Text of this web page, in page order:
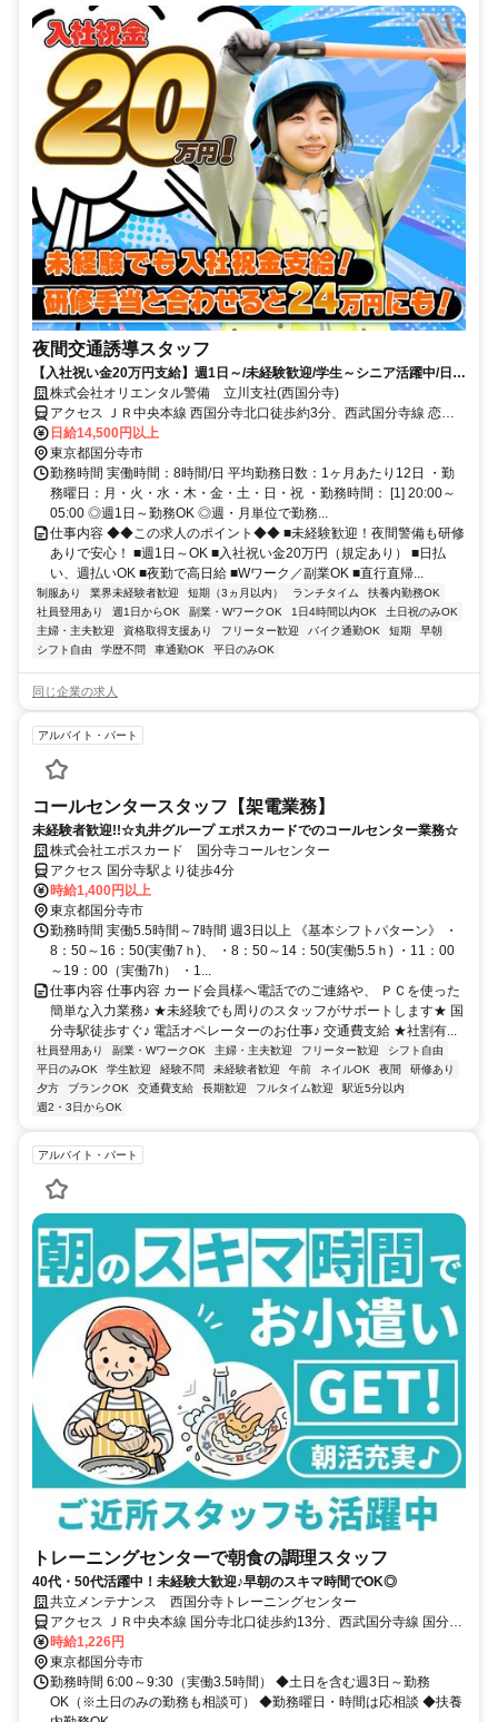
夜間交通誘導スタッフ
【入社祝い金20万円支給】週1日～/未経験歓迎/学生～シニア活躍中/日払
い・週払いOK/履歴書不要！
株式会社オリエンタル警備 立川支社(西国分寺)
アクセス ＪＲ中央本線 西国分寺北口徒歩約3分、西武国分寺線 恋ヶ
窪徒歩約18分、ＪＲ中央本線 国分寺北口徒歩約22分 (面接地/立川支
社)東京都立川市曙町１丁目１５－１ 谷ビル６Ｆ
日給14,500円以上
東京都国分寺市
勤務時間 実働時間：8時間/日 平均勤務日数：1ヶ月あたり12日 ・勤
務曜日：月・火・水・木・金・土・日・祝 ・勤務時間： [1] 20:00～
05:00 ◎週1日～勤務OK ◎週・月単位で勤務...
仕事内容 ◆◆この求人のポイント◆◆ ■未経験歓迎！夜間警備も研修
ありで安心！ ■週1日～OK ■入社祝い金20万円（規定あり） ■日払
い、週払いOK ■夜勤で高日給 ■Wワーク／副業OK ■直行直帰...
制服あり 業界未経験者歓迎 短期（3ヵ月以内） ランチタイム
扶養内勤務OK
社員登用あり
週1日からOK 副業・WワークOK 1日4時間以内OK
土日祝のみOK
主婦・主夫歓迎
資格取得支援あり フリーター歓迎 バイク通勤OK 短期
早朝
シフト自由
学歴不問 車通勤OK 平日のみOK
同じ企業の求人
アルバイト・パート
コールセンタースタッフ【架電業務】
未経験者歓迎!!☆丸井グループ エポスカードでのコールセンター業務☆
株式会社エポスカード 国分寺コールセンター
アクセス 国分寺駅より徒歩4分
時給1,400円以上
東京都国分寺市
勤務時間 実働5.5時間～7時間 週3日以上 《基本シフトパターン》 ・
8：50～16：50(実働7ｈ)、 ・8：50～14：50(実働5.5ｈ) ・11：00
～19：00（実働7h） ・1...
仕事内容 仕事内容 カード会員様へ電話でのご連絡や、 ＰＣを使った
簡単な入力業務♪ ★未経験でも周りのスタッフがサポートします★ 国
分寺駅徒歩すぐ♪ 電話オペレーターのお仕事♪ 交通費支給 ★社割有...
社員登用あり 副業・WワークOK 主婦・主夫歓迎 フリーター歓迎
シフト自由
平日のみOK
学生歓迎 経験不問 未経験者歓迎 午前 ネイルOK 夜間
研修あり
夕方
ブランクOK 交通費支給 長期歓迎 フルタイム歓迎
駅近5分以内
週2・3日からOK
アルバイト・パート
トレーニングセンターで朝食の調理スタッフ
40代・50代活躍中！未経験大歓迎♪早朝のスキマ時間でOK◎
共立メンテナンス 西国分寺トレーニングセンター
アクセス ＪＲ中央本線 国分寺北口徒歩約13分、西武国分寺線 国分寺
北口徒歩約13分、西武多摩湖線 国分寺北口徒歩約13分
時給1,226円
東京都国分寺市
勤務時間 6:00～9:30（実働3.5時間） ◆土日を含む週3日～勤務
OK（※土日のみの勤務も相談可） ◆勤務曜日・時間は応相談 ◆扶養